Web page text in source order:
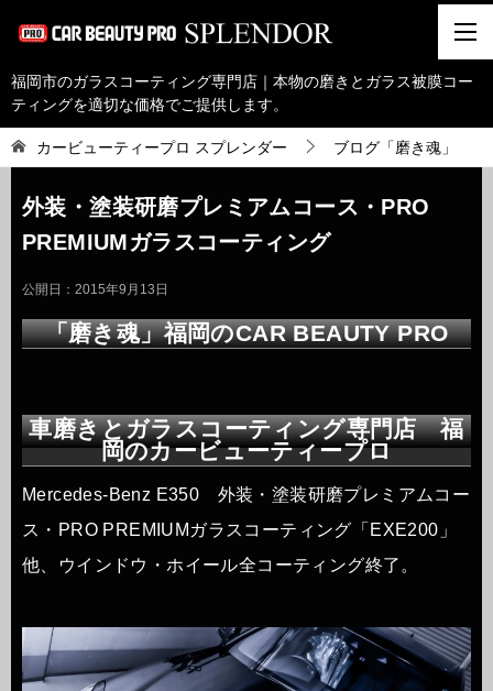
福岡市のガラスコーティング専門店｜本物の磨きとガラス被膜コー
ティングを適切な価格でご提供します。
カービューティープロ スプレンダー ブログ「磨き魂」
外装・塗装研磨プレミアムコース・PRO
PREMIUMガラスコーティング
公開日： 2015年9月13日
「磨き魂」福岡のCAR BEAUTY PRO
車磨きとガラスコーティング専門店 福
岡のカービューティープロ
Mercedes-Benz E350 外装・塗装研磨プレミアムコー
ス・PRO PREMIUMガラスコーティング「EXE200」
他、ウインドウ・ホイール全コーティング終了。